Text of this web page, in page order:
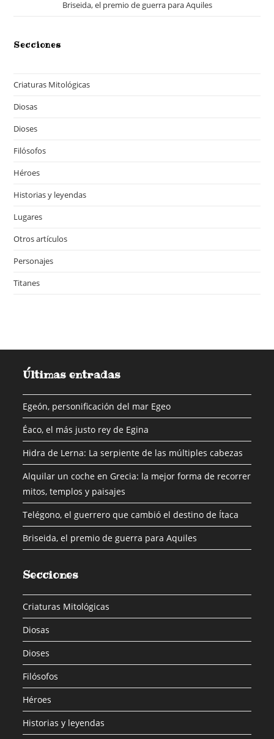
Briseida, el premio de guerra para Aquiles
Secciones
Criaturas Mitológicas
Diosas
Dioses
Filósofos
Héroes
Historias y leyendas
Lugares
Otros artículos
Personajes
Titanes
Últimas entradas
Egeón, personificación del mar Egeo
Éaco, el más justo rey de Egina
Hidra de Lerna: La serpiente de las múltiples cabezas
Alquilar un coche en Grecia: la mejor forma de recorrer
mitos, templos y paisajes
Telégono, el guerrero que cambió el destino de Ítaca
Briseida, el premio de guerra para Aquiles
Secciones
Criaturas Mitológicas
Diosas
Dioses
Filósofos
Héroes
Historias y leyendas